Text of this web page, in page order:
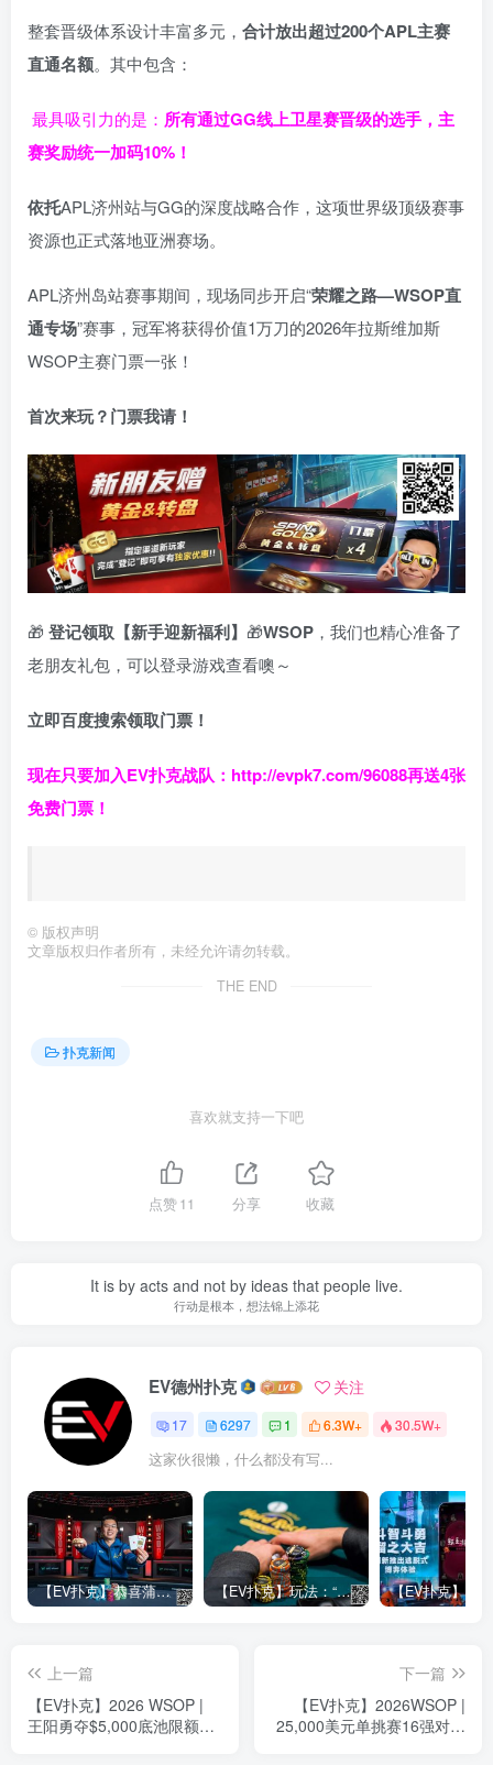
整套晋级体系设计丰富多元， 合计放出超过200个APL主赛
直通名额。其中包含：
最具吸引力的是： 所有通过GG线上卫星赛晋级的选手，主
赛奖励统一加码10% ！
依托APL济州站与GG的深度战略合作，这项世界级顶级赛事
资源也正式落地亚洲赛场。
APL济州岛站赛事期间，现场同步开启“荣耀之路—WSOP直
通专场”赛事，冠军将获得价值1万刀的2026年拉斯维加斯
WSOP主赛门票一张！
首次来玩？门票我请！
🎁 登记领取【新手迎新福利】 🎁WSOP ，我们也精心准备了
老朋友礼包，可以登录游戏查看噢～
立即百度搜索领取门票！
现在只要加入EV扑克战队： http://evpk7.com/96088再送4张
免费门票！
© 版权声明
文章版权归作者所有，未经允许请勿转载。
THE END
扑克新闻
喜欢就支持一下吧
点赞11 分享 收藏
It is by acts and not by ideas that people live.
行动是根本，想法锦上添花
EV德州扑克 关注
17 6297 1 6.3W+ 30.5W+
这家伙很懒，什么都没有写...
【EV扑克】恭喜蒲蔚然赛事#65夺冠，收获国人2023WSOP第六条金手链，奖金93万刀！ 【EV扑克】玩法：“松弱鱼/松凶鱼打法”的基本攻略
上一篇
【EV扑克】2026 WSOP |
王阳勇夺$5,000底池限额奥
下一篇
【EV扑克】2026WSOP |
25,000美元单挑赛16强对阵